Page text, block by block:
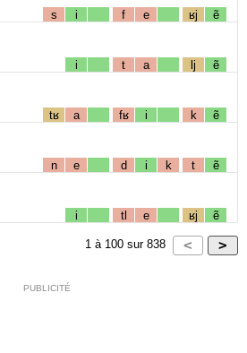
s i f e ʁj ẽ
i t a lj ẽ
tʁ a fʁ i k ẽ
n e d i k t ẽ
i tl e ʁj ẽ
1 à 100 sur 838
PUBLICITÉ